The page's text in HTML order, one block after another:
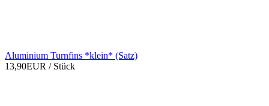
Aluminium Turnfins *klein* (Satz)
13,90EUR / Stück